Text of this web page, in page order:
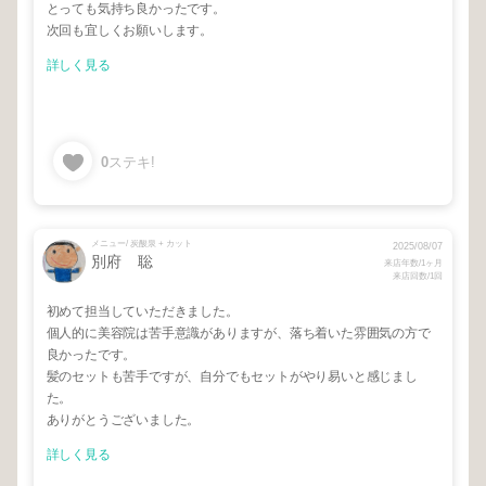
とっても気持ち良かったです。
次回も宜しくお願いします。
詳しく見る
0ステキ!
メニュー/ 炭酸泉 + カット
別府 聡
2025/08/07
来店年数/1ヶ月
来店回数/1回
初めて担当していただきました。
個人的に美容院は苦手意識がありますが、落ち着いた雰囲気の方で
良かったです。
髪のセットも苦手ですが、自分でもセットがやり易いと感じまし
た。
ありがとうございました。
詳しく見る